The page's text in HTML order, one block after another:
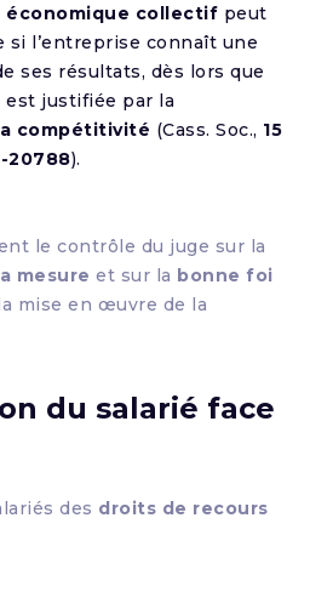
économique collectif peut
si l’entreprise connaît une
ses résultats, dès lors que
est justifiée par la
compétitivité (Cass. Soc., 15
20788).
le contrôle du juge sur la
mesure et sur la bonne foi
mise en œuvre de la
du salarié face
des droits de recours